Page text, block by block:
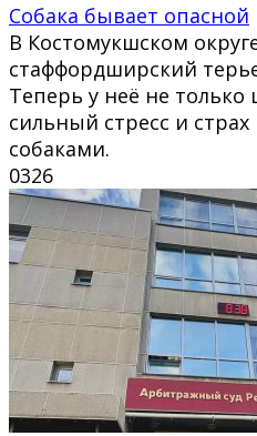
Собака бывает опасной
В Костомукшском
стаффордширский
Теперь у неё не
сильный стресс и
собаками.
0326